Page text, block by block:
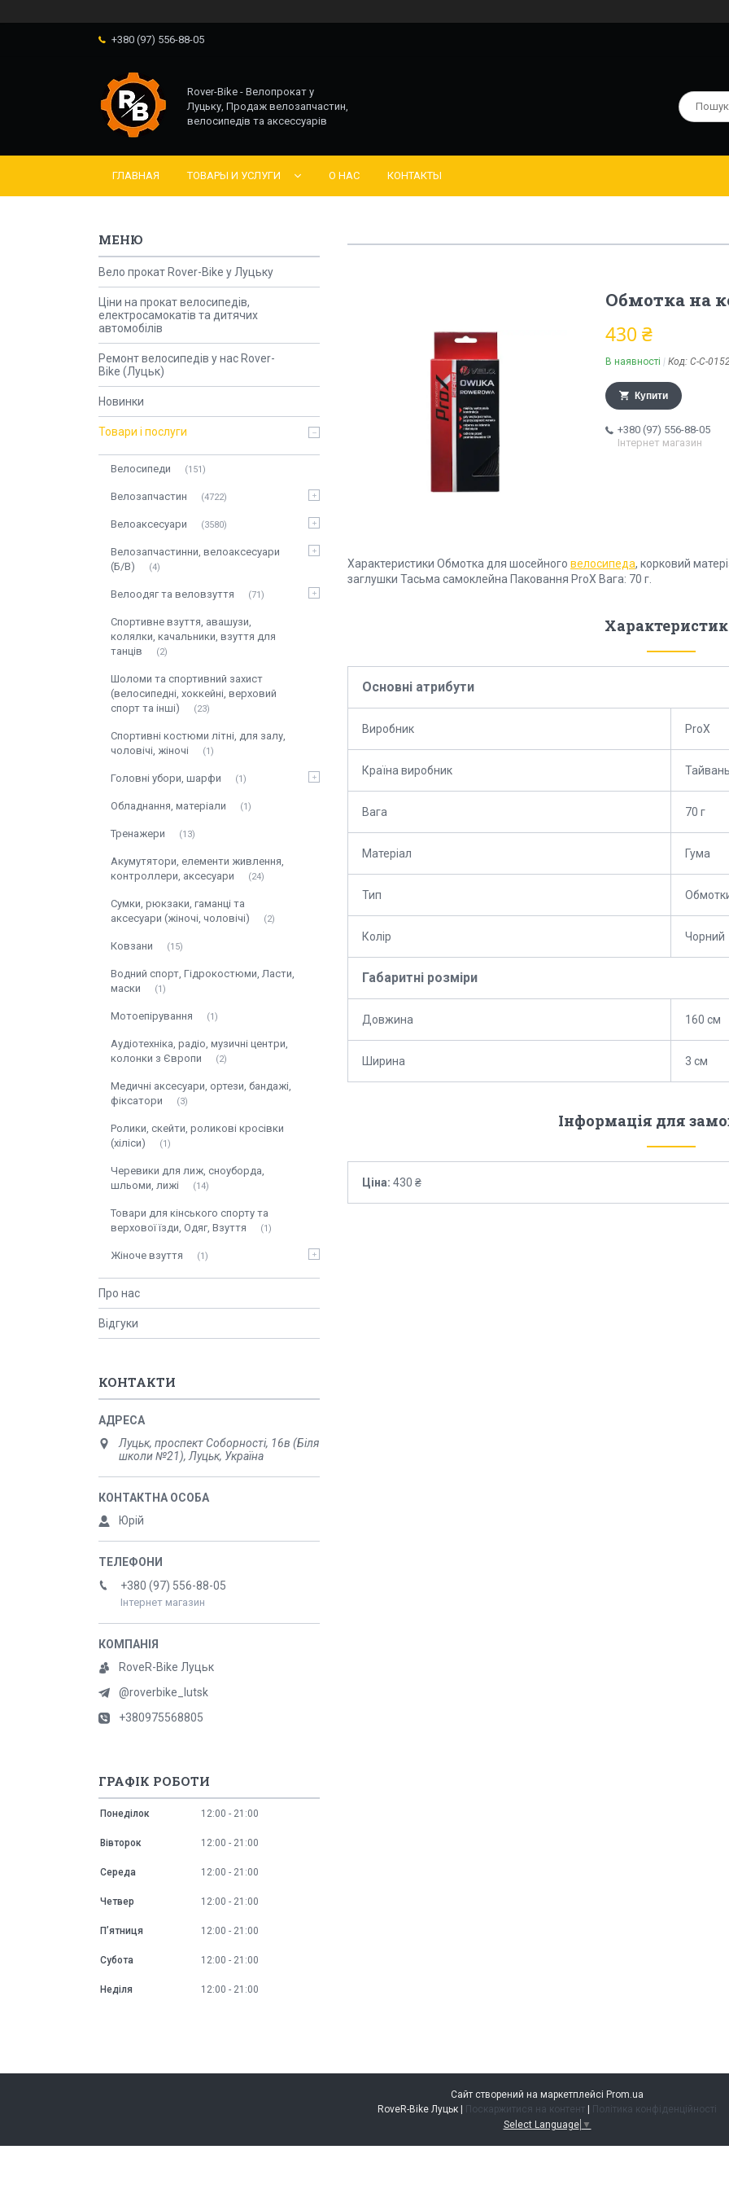
+380 (97) 556-88-05
Rover-Bike - Велопрокат у
Луцьку, Продаж велозапчастин,
велосипедів та аксессуарів
ГЛАВНАЯ ТОВАРЫ И УСЛУГИ О НАС КОНТАКТЫ
Обмотка на
430 ₴
В наявності Код: C-C-
Купити
+380 (97) 556-88-05
Інтернет магазин
Характеристики Обмотка для шосейного велосипеда, корковий
заглушки Тасьма самоклейна Паковання ProX Вага: 70 г.
Основні атрибути
Виробник ProX
Країна виробник
Вага 70 г
Матеріал Гума
Тип
Колір Чорний
Габаритні розміри
Довжина 160 см
Ширина 3 см
Інформація для
Ціна: 430 ₴
Вело прокат Rover-Bike у Луцьку
Ціни на прокат велосипедів,
електросамокатів та дитячих
автомобілів
Ремонт велосипедів у нас Rover-
Bike (Луцьк)
Новинки
Товари і послуги
Велосипеди 151
Велозапчастин 4722
Велоаксесуари 3580
Велозапчастинни, велоаксесуари
(Б/В)
4
Велоодяг та веловзуття 71
Спортивне взуття, авашузи,
колялки, качальники, взуття для
танців
2
Шоломи та спортивний захист
(велосипедні, хоккейні, верховий
спорт та інші)
23
Спортивні костюми літні, для залу,
чоловічі, жіночі
1
Головні убори, шарфи 1
Обладнання, матеріали 1
Тренажери 13
Акумутятори, елементи живлення,
контроллери, аксесуари
24
Сумки, рюкзаки, гаманці та
аксесуари (жіночі, чоловічі)
2
Ковзани 15
Водний спорт, Гідрокостюми, Ласти,
маски
1
Мотоепірування 1
Аудіотехніка, радіо, музичні центри,
колонки з Європи
2
Медичні аксесуари, ортези, бандажі,
фіксатори
3
Ролики, скейти, роликові кросівки
(хіліси)
1
Черевики для лиж, сноуборда,
шльоми, лижі
14
Товари для кінського спорту та
верхової їзди, Одяг, Взуття
1
Жіноче взуття 1
Про нас
Відгуки
КОНТАКТИ
Луцьк, проспект Соборності, 16в (Біля
школи №21), Луцьк, Україна
Юрій
+380 (97) 556-88-05
Інтернет магазин
RoveR-Bike Луцьк
@roverbike_lutsk
+380975568805
ГРАФІК РОБОТИ
Понеділок 12:00 21:00
Вівторок 12:00 21:00
Середа 12:00 21:00
Четвер 12:00 21:00
Пʼятниця 12:00 21:00
Субота 12:00 21:00
Неділя 12:00 21:00
Сайт створений на маркетплейсі Prom.ua
Поскаржитися на контент
Політика конфіденційності
Select Language ▼